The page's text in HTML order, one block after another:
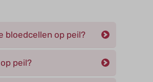
bloedcellen op peil?
peil?